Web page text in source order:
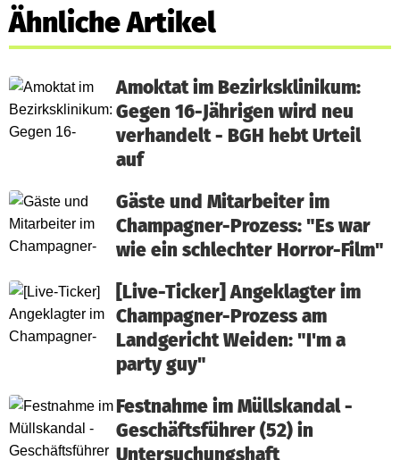
Ähnliche Artikel
Amoktat im Bezirksklinikum:
Gegen 16-Jährigen wird neu
verhandelt - BGH hebt Urteil
auf
Gäste und Mitarbeiter im
Champagner-Prozess: "Es war
wie ein schlechter Horror-Film"
[Live-Ticker] Angeklagter im
Champagner-Prozess am
Landgericht Weiden: "I'm a
party guy"
Festnahme im Müllskandal -
Geschäftsführer (52) in
Untersuchungshaft